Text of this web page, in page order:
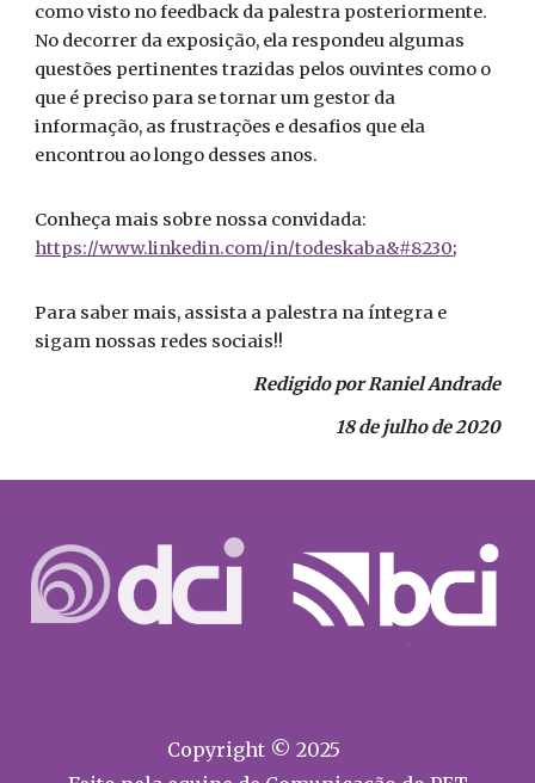
como visto no feedback da palestra posteriormente.
No decorrer da exposição, ela respondeu algumas
questões pertinentes trazidas pelos ouvintes como o
que é preciso para se tornar um gestor da
informação, as frustrações e desafios que ela
encontrou ao longo desses anos.
Conheça mais sobre nossa convidada:
https://www.linkedin.com/in/todeskaba&#8230;
Para saber mais, assista a palestra na íntegra e
sigam nossas redes sociais!!
Redigido por Raniel Andrade
18 de julho de 2020
Copyright © 2025